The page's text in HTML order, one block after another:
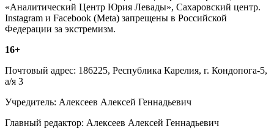
«Аналитический Центр Юрия Левады», Сахаровский центр.
Instagram и Facebook (Metа) запрещены в Российской
Федерации за экстремизм.
16+
Почтовый адрес: 186225, Республика Карелия, г. Кондопога-5,
а/я 3
Учредитель: Алексеев Алексей Геннадьевич
Главный редактор: Алексеев Алексей Геннадьевич